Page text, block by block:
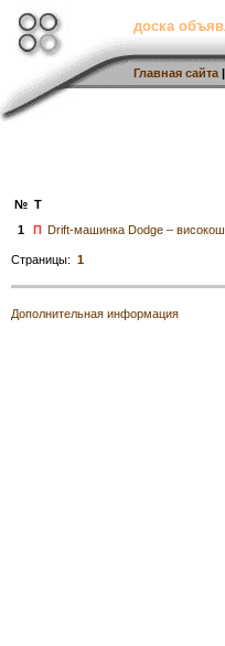
доска
Главная сайта |
№ Т
1
П Drift-машинка Dodge –
Страницы: 1
Дополнительная информация